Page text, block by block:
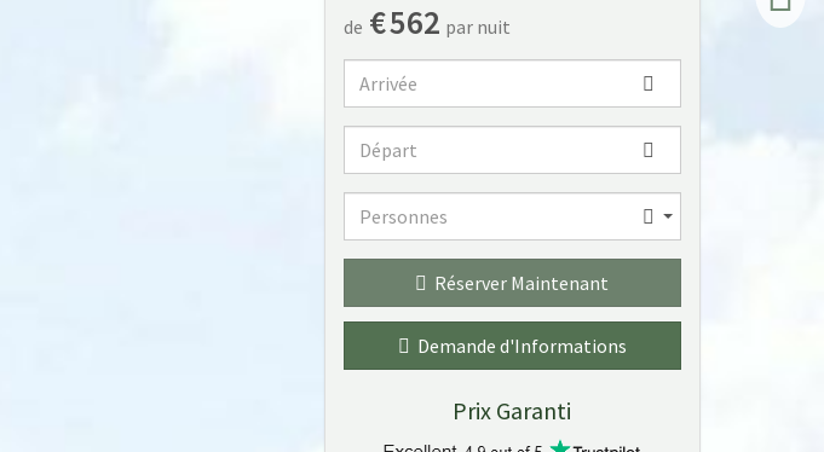
de €562 par nuit
Arrivée
Départ
Personnes
Personnes
Réserver Maintenant
Demande d'Informations
Prix Garanti